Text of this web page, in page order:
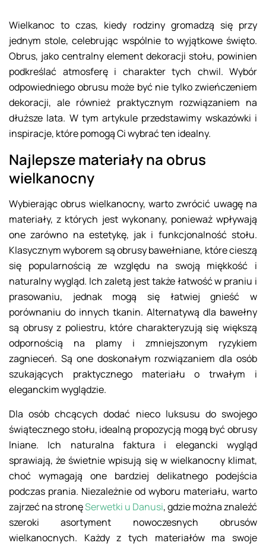
Wielkanoc to czas, kiedy rodziny gromadzą się przy
jednym stole, celebrując wspólnie to wyjątkowe święto.
Obrus, jako centralny element dekoracji stołu, powinien
podkreślać atmosferę i charakter tych chwil. Wybór
odpowiedniego obrusu może być nie tylko zwieńczeniem
dekoracji, ale również praktycznym rozwiązaniem na
dłuższe lata. W tym artykule przedstawimy wskazówki i
inspiracje, które pomogą Ci wybrać ten idealny.
Najlepsze materiały na obrus
wielkanocny
Wybierając obrus wielkanocny, warto zwrócić uwagę na
materiały, z których jest wykonany, ponieważ wpływają
one zarówno na estetykę, jak i funkcjonalność stołu.
Klasycznym wyborem są obrusy bawełniane, które cieszą
się popularnością ze względu na swoją miękkość i
naturalny wygląd. Ich zaletą jest także łatwość w praniu i
prasowaniu, jednak mogą się łatwiej gnieść w
porównaniu do innych tkanin. Alternatywą dla bawełny
są obrusy z poliestru, które charakteryzują się większą
odpornością na plamy i zmniejszonym ryzykiem
zagnieceń. Są one doskonałym rozwiązaniem dla osób
szukających praktycznego materiału o trwałym i
eleganckim wyglądzie.
Dla osób chcących dodać nieco luksusu do swojego
świątecznego stołu, idealną propozycją mogą być obrusy
lniane. Ich naturalna faktura i elegancki wygląd
sprawiają, że świetnie wpisują się w wielkanocny klimat,
choć wymagają one bardziej delikatnego podejścia
podczas prania. Niezależnie od wyboru materiału, warto
zajrzeć na stronęSerwetki u Danusi, gdzie można znaleźć
szeroki asortyment nowoczesnych obrusów
wielkanocnych. Każdy z tych materiałów ma swoje